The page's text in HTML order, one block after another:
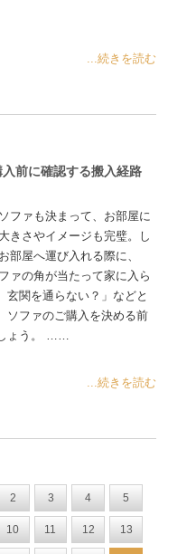
...続きを読む
入前に確認する搬入経路
ファも決まって、お部屋に
きさやイメージも完璧。し
部屋へ運び入れる際に、
ァの角が当たって家に入ら
玄関を通らない？」などと
ソファのご購入を決める前
ょう。 ……
...続きを読む
2 3 4 5
10 11 12 13